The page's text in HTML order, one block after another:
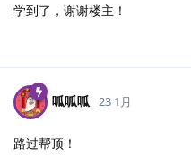
学到了，谢谢楼主！
呱呱呱 23 1月
路过帮顶！